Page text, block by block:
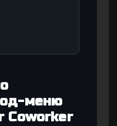
меню
Coworker